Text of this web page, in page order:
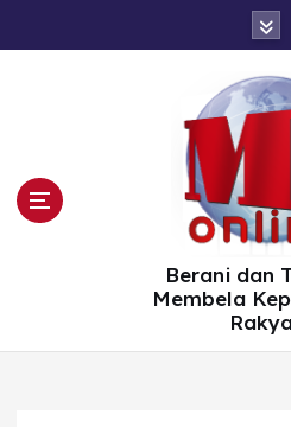
Berani dan
Membela